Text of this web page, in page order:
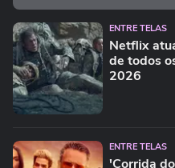
ENTRE TELAS
Netflix
de todos
2026
ENTRE TELAS
'Corrida